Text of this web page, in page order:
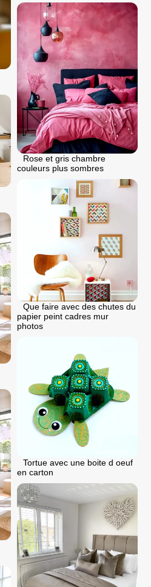
Rose et gris chambre
couleurs plus sombres
Que faire avec des chutes du
papier peint cadres mur
photos
Tortue avec une boite d oeuf
en carton